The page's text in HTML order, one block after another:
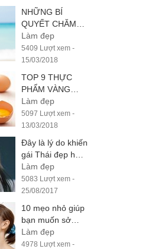
NHỮNG BÍ
QUYẾT CHĂM
SÓC DA KHÔNG
THỂ BỎ QUA
TRONG NGÀY
Làm đẹp
5409 Lượt xem -
15/03/2018
TOP 9 THỰC
PHẨM VÀNG
GIÚP CHO
VÒNG 1 CĂNG
TRÒN
Làm đẹp
5097 Lượt xem -
13/03/2018
Đây là lý do khiến
gái Thái đẹp hút
hồn
Làm đẹp
5083 Lượt xem -
25/08/2017
10 mẹo nhỏ giúp
bạn muốn sở
hữu mái tóc dài
và khỏe
Làm đẹp
4978 Lượt xem -